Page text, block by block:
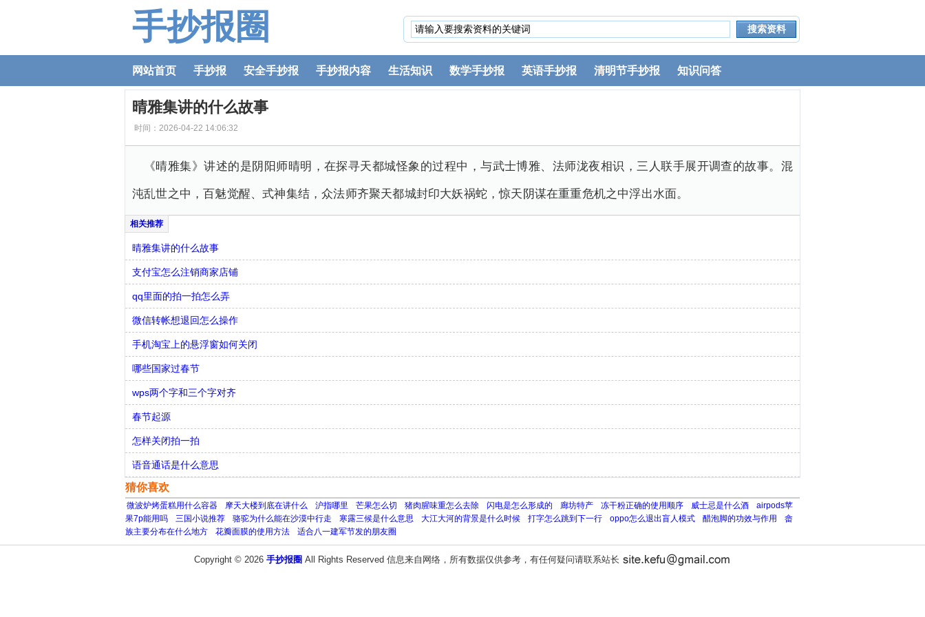
手抄报圈
网站首页 手抄报 安全手抄报 手抄报内容 生活知识 数学手抄报 英语手抄报 清明节手抄报 知识问答
晴雅集讲的什么故事
时间：2026-04-22 14:06:32
《晴雅集》讲述的是阴阳师晴明，在探寻天都城怪象的过程中，与武士博雅、法师泷夜相识，三人联手展开调查的故事。混
沌乱世之中，百魅觉醒、式神集结，众法师齐聚天都城封印大妖祸蛇，惊天阴谋在重重危机之中浮出水面。
晴雅集讲的什么故事
支付宝怎么注销商家店铺
qq里面的拍一拍怎么弄
微信转帐想退回怎么操作
手机淘宝上的悬浮窗如何关闭
哪些国家过春节
wps两个字和三个字对齐
春节起源
怎样关闭拍一拍
语音通话是什么意思
猜你喜欢
微波炉烤蛋糕用什么容器 摩天大楼到底在讲什么 沪指哪里 芒果怎么切 猪肉腥味重怎么去除 闪电是怎么形成的 廊坊特产 冻干粉正确的使用顺序 威士忌是什么酒
airpods苹
果7p能用吗
三国小说推荐 骆驼为什么能在沙漠中行走 寒露三候是什么意思 大江大河的背景是什么时候 打字怎么跳到下一行 oppo怎么退出盲人模式 醋泡脚的功效与作用
畲
族主要分布在什么地方
花瓣面膜的使用方法 适合八一建军节发的朋友圈
Copyright © 2026 手抄报圈 All Rights Reserved 信息来自网络，所有数据仅供参考，有任何疑问请联系站长